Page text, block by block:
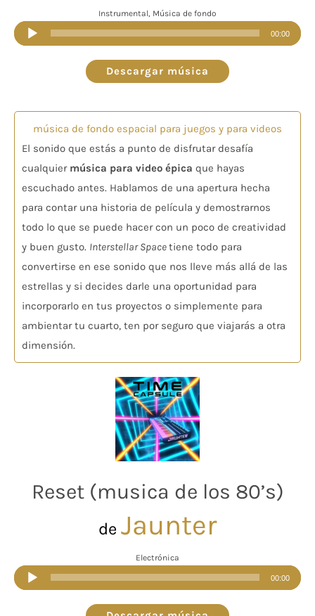
Instrumental, Música de fondo
Reproductor
de
audio
00:00
Descargar música
música de fondo espacial para juegos y para videos
El sonido que estás a punto de disfrutar desafía
cualquier música para video épica que hayas
escuchado antes. Hablamos de una apertura hecha
para contar una historia de película y demostrarnos
todo lo que se puede hacer con un poco de creatividad
y buen gusto. Interstellar Spacetiene todo para
convertirse en ese sonido que nos lleve más allá de las
estrellas y si decides darle una oportunidad para
incorporarlo en tus proyectos o simplemente para
ambientar tu cuarto, ten por seguro que viajarás a otra
dimensión.
Reset (musica de los 80’s)
de Jaunter
Electrónica
Reproductor
de
00:00